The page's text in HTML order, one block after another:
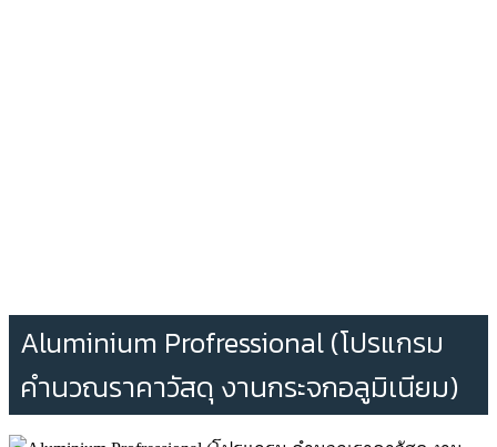
Aluminium Profressional (โปรแกรม
คำนวณราคาวัสดุ งานกระจกอลูมิเนียม)